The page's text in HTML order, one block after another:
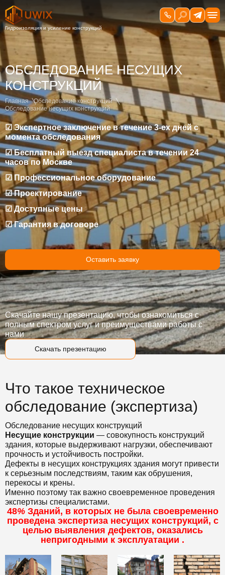
ОБСЛЕДОВАНИЕ НЕСУЩИХ
КОНСТРУКЦИЙ
Главная
Обследование конструкций
Обследование несущих конструкций
☑ Экспертное заключение в течение 3-ех дней с
момента обследования
☑ Бесплатный выезд специалиста в течении 24
часов по Москве
☑ Профессиональное оборудование
☑ Проектирование
☑ Доступные цены
☑ Гарантия в договоре
Оставить заявку
Скачать презентацию
Скачайте нашу презентацию, чтобы ознакомиться с
полным спектром услуг и преимуществами работы с
нами
Что такое техническое
обследование (экспертиза)
Обследование несущих конструкций
Несущие конструкции — совокупность конструкций
здания, которые выдерживают нагрузки, обеспечивают
прочность и устойчивость постройки.
Дефекты в несущих конструкциях здания могут привести
к серьезным последствиям, таким как обрушения,
перекосы и крены.
Именно поэтому так важно своевременное проведения
экспертизы специалистами.
48%Зданий, в которых не была своевременно
проведена экспертиза несущих конструкций, с
целью выявления дефектов, оказались
непригодными к эксплуатации .